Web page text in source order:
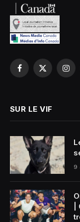
Facebook
X
SUR LE VIF
9